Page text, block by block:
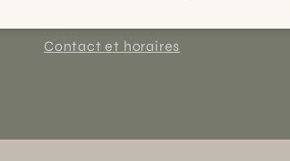
Contact et horaires